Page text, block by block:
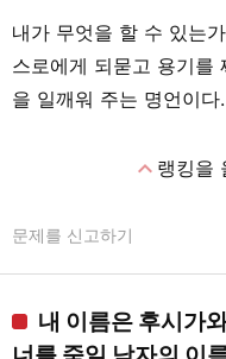
내가 무엇을 할 수 있는
스로에게 되묻고 용기를
을 일깨워 주는 명언이다.
expand_less랭킹을
문제를 신고하기
내 이름은 후시가